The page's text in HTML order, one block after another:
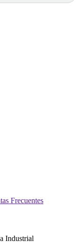
Frecuentes